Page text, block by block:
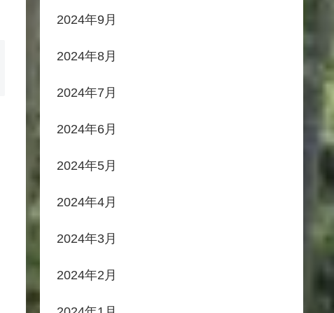
2024年9月
2024年8月
2024年7月
2024年6月
2024年5月
2024年4月
2024年3月
2024年2月